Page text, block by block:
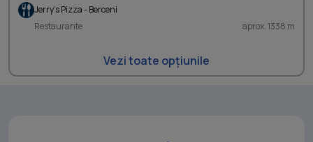
Jerry's Pizza - Berceni
Restaurante
aprox. 1338 m
Vezi toate opțiunile